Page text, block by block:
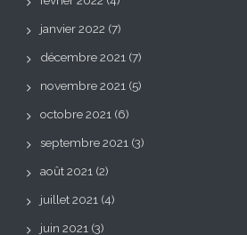
janvier 2022 (7)
décembre 2021 (7)
novembre 2021 (5)
octobre 2021 (6)
septembre 2021 (3)
août 2021 (2)
juillet 2021 (4)
juin 2021 (3)